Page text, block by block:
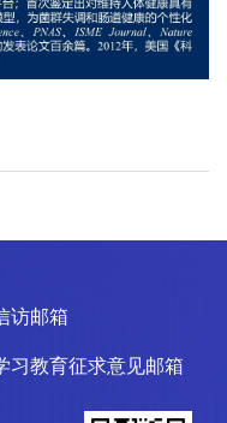
访邮箱
习教育征求意见邮箱